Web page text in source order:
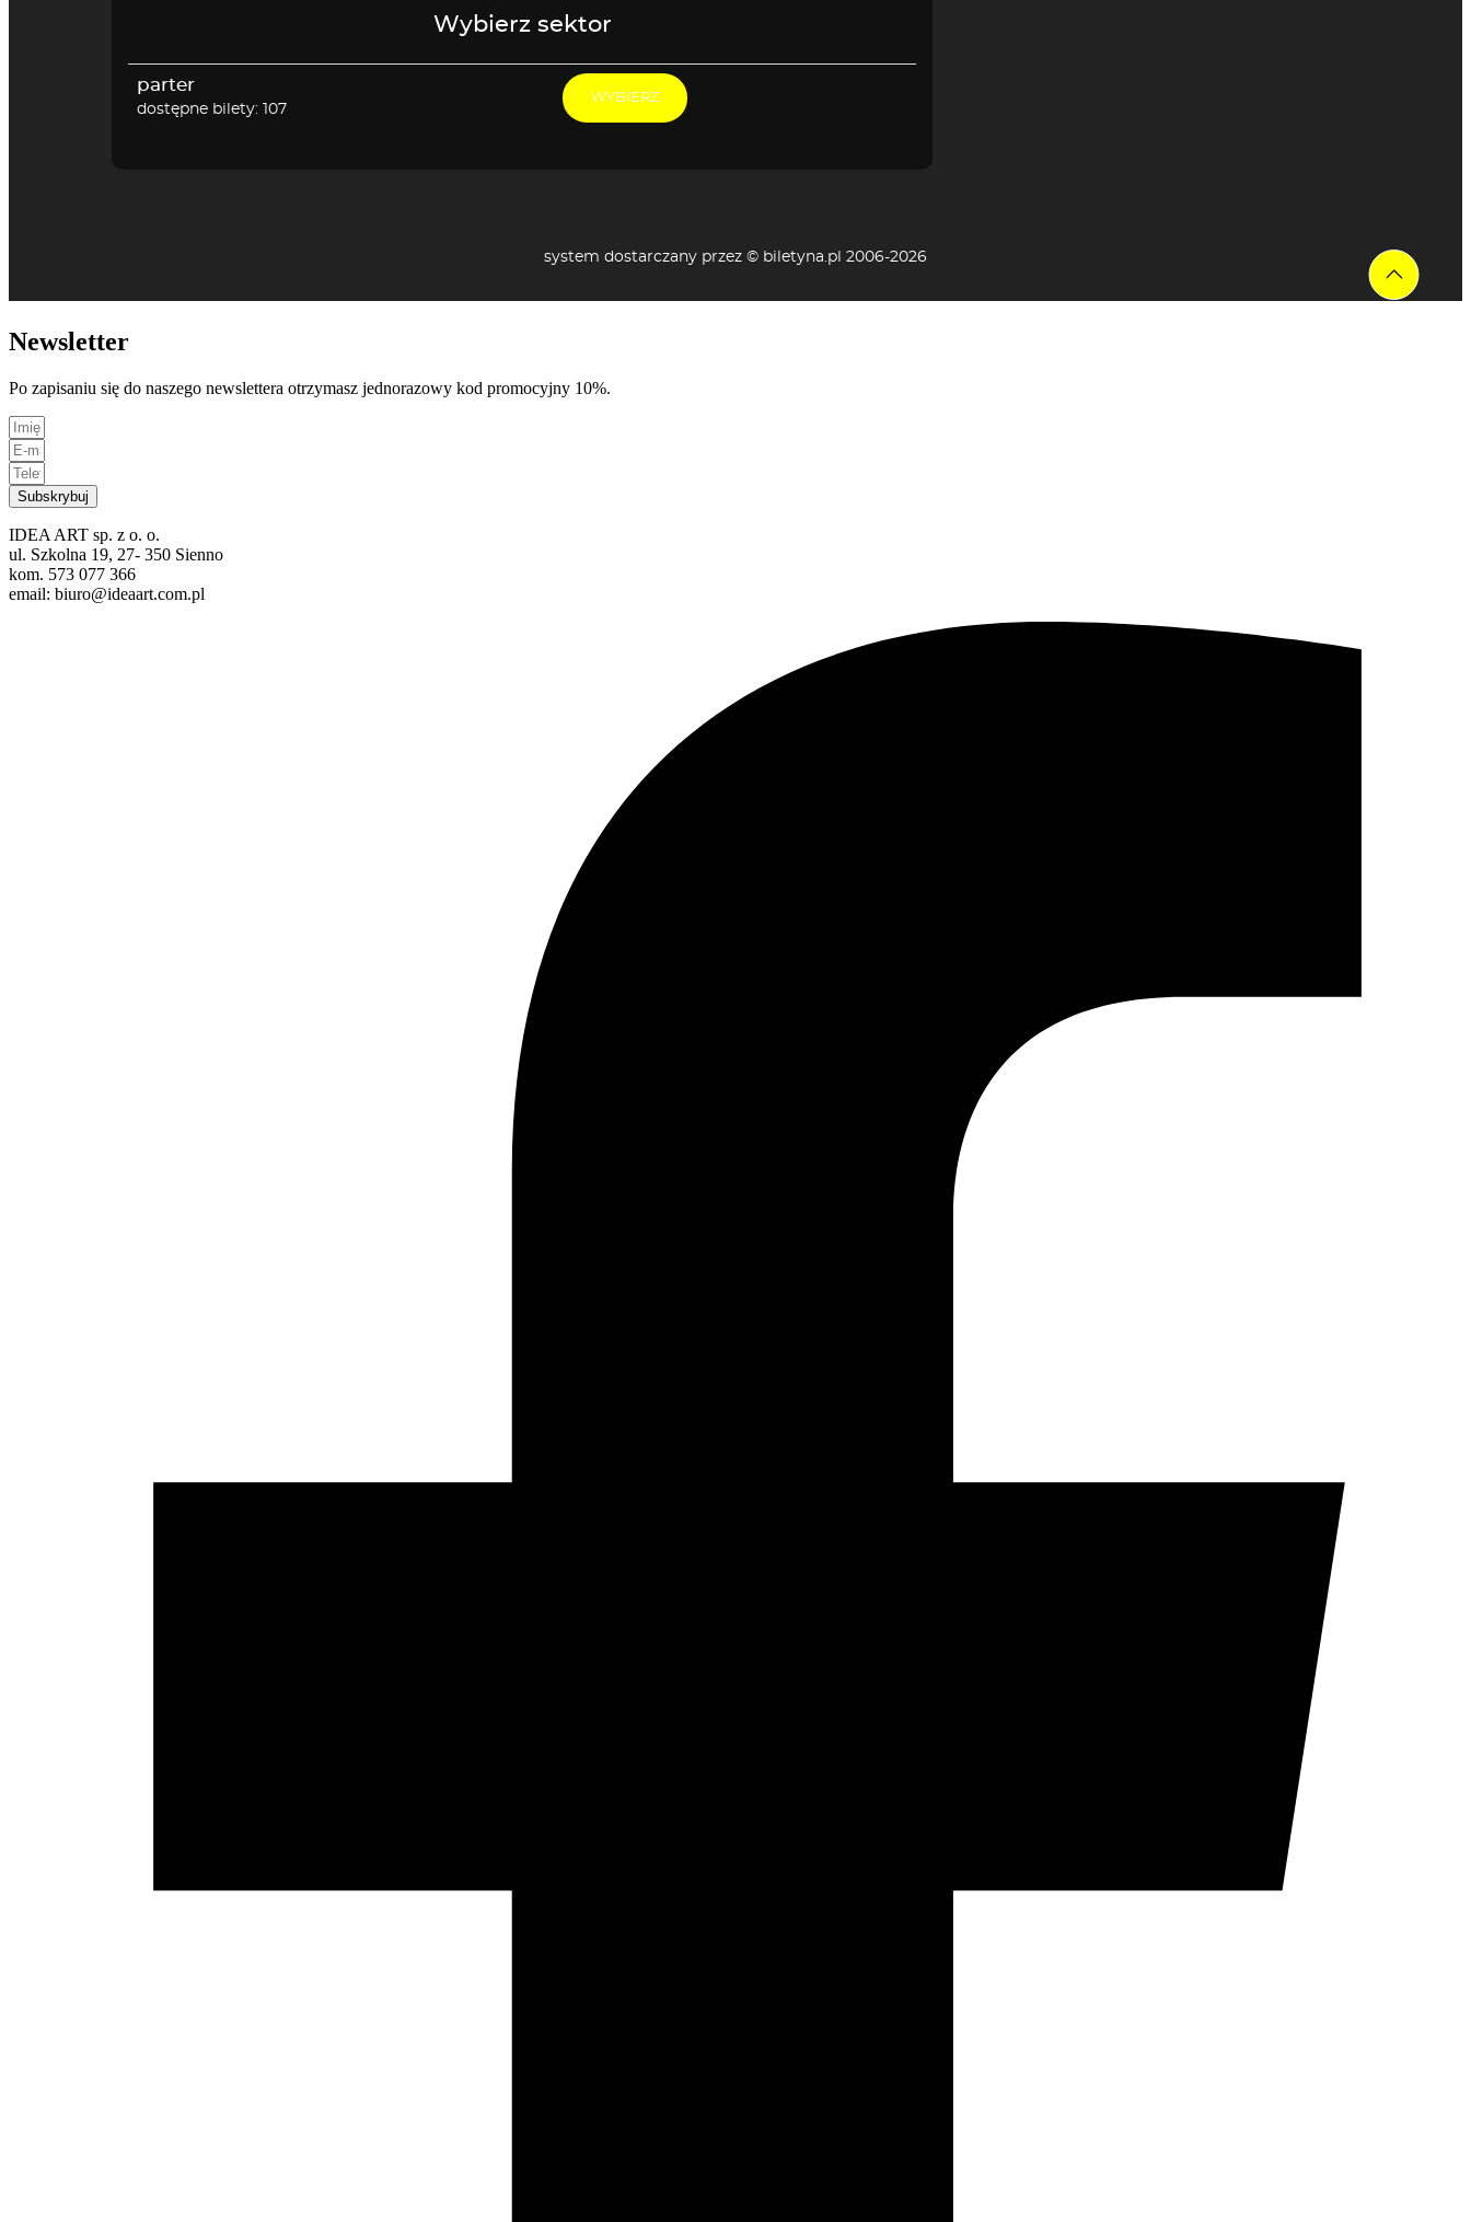
Newsletter
Po zapisaniu się do naszego newslettera otrzymasz jednorazowy kod promocyjny 10%.
Subskrybuj
IDEA ART sp. z o. o.
ul. Szkolna 19, 27- 350 Sienno
kom. 573 077 366
email: biuro@ideaart.com.pl